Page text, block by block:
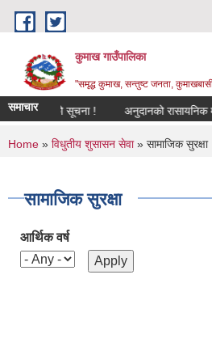
Skip to main content
कुमाख गाउँपालिका
"समृद्ध कुमाख, सन्तुष्ट जनता,
समाचार
खारेजीको सूचना ! अनुदानको रासायनिक
You are here
Home » विधुतीय शुसासन सेवा» सामाजिक सुरक्षा
सामाजिक सुरक्षा
आर्थिक वर्ष